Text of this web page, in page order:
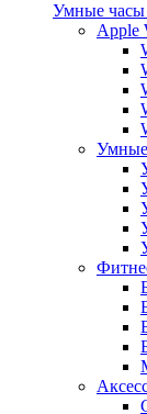
Умные часы
Apple